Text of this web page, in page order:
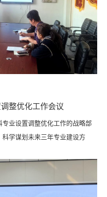
整优化工作会议
业设置调整优化工作的战略部
学谋划未来三年专业建设方
副院长刘春媛主持，学院院长
议聚焦学院2026-2028年学科专
内涵式发展、强化产教融合协